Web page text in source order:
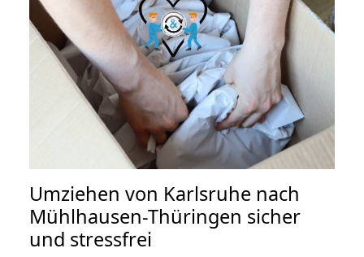
Umziehen von Karlsruhe nach
Mühlhausen-Thüringen sicher
und stressfrei